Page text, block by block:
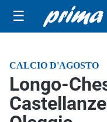
☰
CALCIO D'AGOSTO
Longo-